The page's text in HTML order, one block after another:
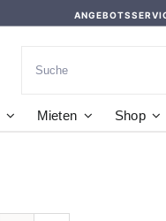
nach:
Mieten Shop